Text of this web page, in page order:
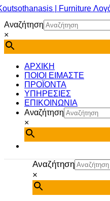
Μετάβαση
περιεχόμενο
Αναζήτηση
×
Αναζήτηση
×
ΑΡΧΙΚΗ
ΠΟΙΟΙ ΕΙΜΑΣΤΕ
ΠΡΟΪΟΝΤΑ
ΥΠΗΡΕΣΙΕΣ
ΕΠΙΚΟΙΝΩΝΙΑ
Αναζήτηση
×